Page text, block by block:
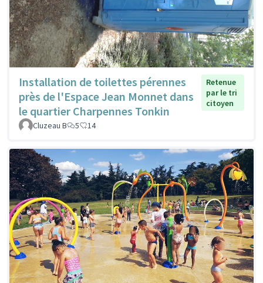
Installation de toilettes pérennes
près de l'Espace Jean Monnet dans
le quartier Charpennes Tonkin
Retenue
par le tri
citoyen
Cluzeau B 5 14